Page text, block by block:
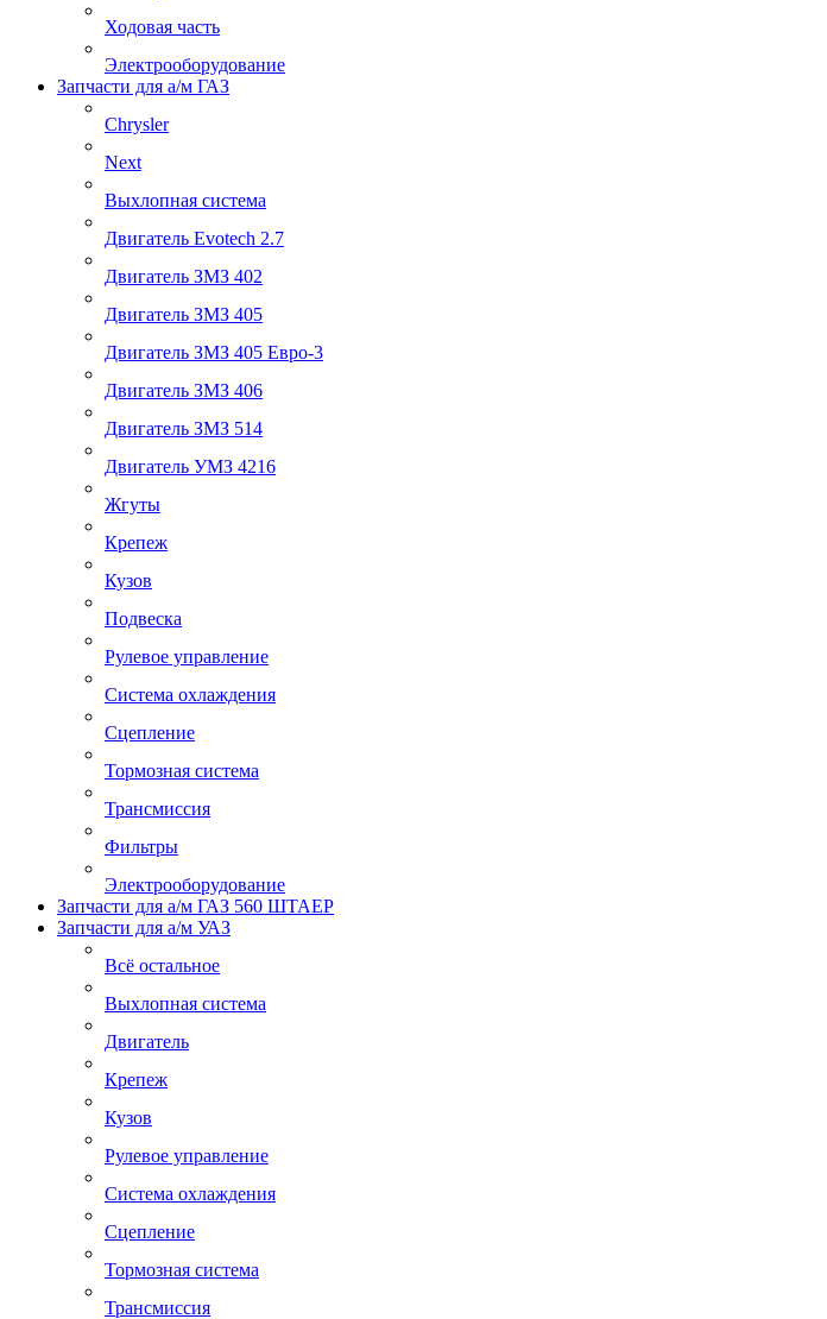
Ходовая часть
Электрооборудование
Запчасти для а/м ГАЗ
Chrysler
Next
Выхлопная система
Двигатель Evotech 2.7
Двигатель ЗМЗ 402
Двигатель ЗМЗ 405
Двигатель ЗМЗ 405 Евро-3
Двигатель ЗМЗ 406
Двигатель ЗМЗ 514
Двигатель УМЗ 4216
Жгуты
Крепеж
Кузов
Подвеска
Рулевое управление
Система охлаждения
Сцепление
Тормозная система
Трансмиссия
Фильтры
Электрооборудование
Запчасти для а/м ГАЗ 560 ШТАЕР
Запчасти для а/м УАЗ
Всё остальное
Выхлопная система
Двигатель
Крепеж
Кузов
Рулевое управление
Система охлаждения
Сцепление
Тормозная система
Трансмиссия